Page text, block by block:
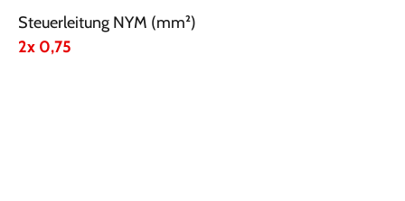
Steuerleitung NYM (mm²)
2x 0,75